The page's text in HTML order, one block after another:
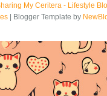
My Ceritera - Lifestyle
| Blogger Template by